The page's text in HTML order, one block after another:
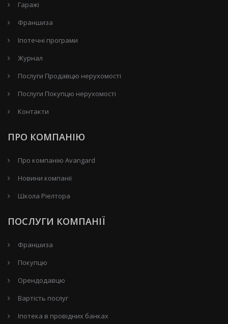
Гаражі
Франшиза
Іпотечні програми
Журнал
Послуги Продавцю нерухомості
Послуги Покупцю нерухомості
Контакти
ПРО КОМПАНІЮ
Про компанію Avangard
Новини компанії
Школа Ріелтора
ПОСЛУГИ КОМПАНІЇ
Франшиза
Покупцю
Орендодавцю
Вартість послуг
Іпотека в провідних банках